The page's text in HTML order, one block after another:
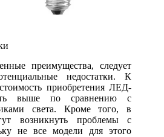
преимущества, следует
недостатки. К
приобретения ЛЕД-
выше по сравнению с
света. Кроме того, в
возникнуть проблемы с
не все модели для этого